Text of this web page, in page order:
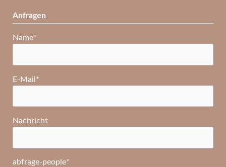
Anfragen
Pflichtfeld
Name*
Pflichtfeld
E-Mail*
Nachricht
Pflichtfeld
abfrage-people*